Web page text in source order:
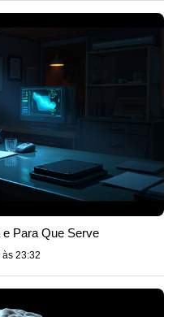
Para Que Serve
23:32